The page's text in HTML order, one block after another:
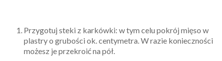
Przygotuj steki z karkówki: w tym celu pokrój mięso w
plastry o grubości ok. centymetra. W razie konieczności
możesz je przekroić na pół.